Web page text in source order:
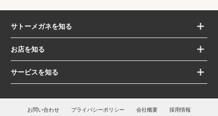
サトーメガネを知る
お店を知る
サービスを知る
お問い合わせ プライバシーポリシー 会社概要 採用情報